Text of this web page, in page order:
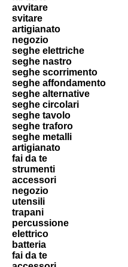
avvitare
svitare
artigianato
negozio
seghe elettriche
seghe nastro
seghe scorrimento
seghe affondamento
seghe alternative
seghe circolari
seghe tavolo
seghe traforo
seghe metalli
artigianato
fai da te
strumenti
accessori
negozio
utensili
trapani
percussione
elettrico
batteria
fai da te